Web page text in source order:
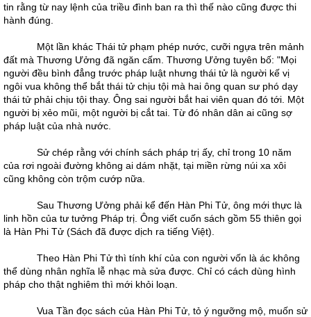
tin rằng từ nay lệnh của triều đình ban ra thì thế nào cũng được thi
hành đúng.
Một lần khác Thái tử phạm phép nước, cưỡi ngựa trên mảnh
đất mà Thương Ưởng đã ngăn cấm. Thương Ưởng tuyên bố: "Mọi
người đều bình đẳng trước pháp luật nhưng thái tử là người kế vị
ngôi vua không thể bắt thái tử chịu tội mà hai ông quan sư phó dạy
thái tử phải chịu tội thay. Ông sai người bắt hai viên quan đó tới. Một
người bị xẻo mũi, một người bị cắt tai. Từ đó nhân dân ai cũng sợ
pháp luật của nhà nước.
Sử chép rằng với chính sách pháp trị ấy, chỉ trong 10 năm
của rơi ngoài đường không ai dám nhặt, tại miền rừng núi xa xôi
cũng không còn trộm cướp nữa.
Sau Thương Ưởng phải kể đến Hàn Phi Tử, ông mới thực là
linh hồn của tư tưởng Pháp trị. Ông viết cuốn sách gồm 55 thiên gọi
là Hàn Phi Tử (Sách đã được dịch ra tiếng Việt).
Theo Hàn Phi Tử thì tính khí của con người vốn là ác không
thể dùng nhân nghĩa lễ nhạc mà sửa được. Chỉ có cách dùng hình
pháp cho thật nghiêm thì mới khỏi loạn.
Vua Tần đọc sách của Hàn Phi Tử, tỏ ý ngưỡng mộ, muốn sử